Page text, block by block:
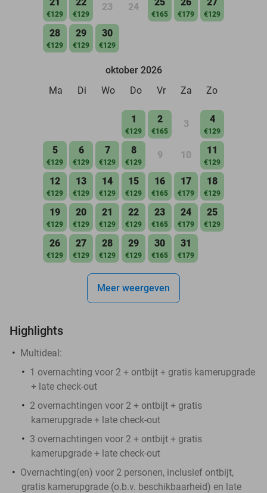
€129 €129
23 24
€165 €179 €129
28
€129
29
€129
30
€129
oktober 2026
Ma
Di Wo Do Vr Za Zo
1
€129
2
€165
3 4
€129
5
€129
6
€129
7
€129
8
€129
9 10 11
€129
12
€129
13
€129
14
€129
15
€129
16
€165
17
€179
18
€129
19
€129
20
€129
21
€129
22
€129
23
€165
24
€179
25
€129
26
€129
27
€129
28
€129
29
€129
30
€165
31
€179
Meer weergeven
Highlights
Multideal:
1 overnachting voor 2 + ontbijt + gratis kamerupgrade
+ late check-out
2 overnachtingen voor 2 + ontbijt + gratis
kamerupgrade + late check-out​
3 overnachtingen voor 2 + ontbijt + gratis
kamerupgrade + late check-out​
Overnachting(en) voor 2 personen, inclusief ontbijt,
gratis kamerupgrade (o.b.v. beschikbaarheid) en late